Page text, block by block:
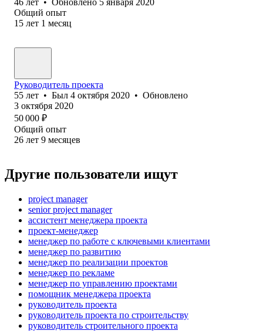
Общий опыт
15 лет 1 месяц
Руководитель проекта
55 лет • Был 4 октября 2020 • Обновлено
3 октября 2020
50 000 ₽
Общий опыт
26 лет 9 месяцев
Другие пользователи ищут
project manager
senior project manager
ассистент менеджера проекта
проект-менеджер
менеджер по работе с ключевыми клиентами
менеджер по развитию
менеджер по реализации проектов
менеджер по рекламе
менеджер по управлению проектами
помощник менеджера проекта
руководитель проекта
руководитель проекта по строительству
руководитель строительного проекта